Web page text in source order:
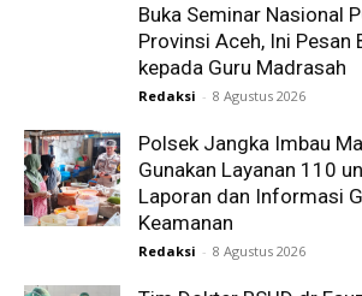
Buka Seminar Nasional
Provinsi Aceh, Ini Pesan
kepada Guru Madrasah
Redaksi - 8 Agustus 2026
Polsek Jangka Imbau
Gunakan Layanan 110
Laporan dan Informasi
Keamanan
Redaksi - 8 Agustus 2026